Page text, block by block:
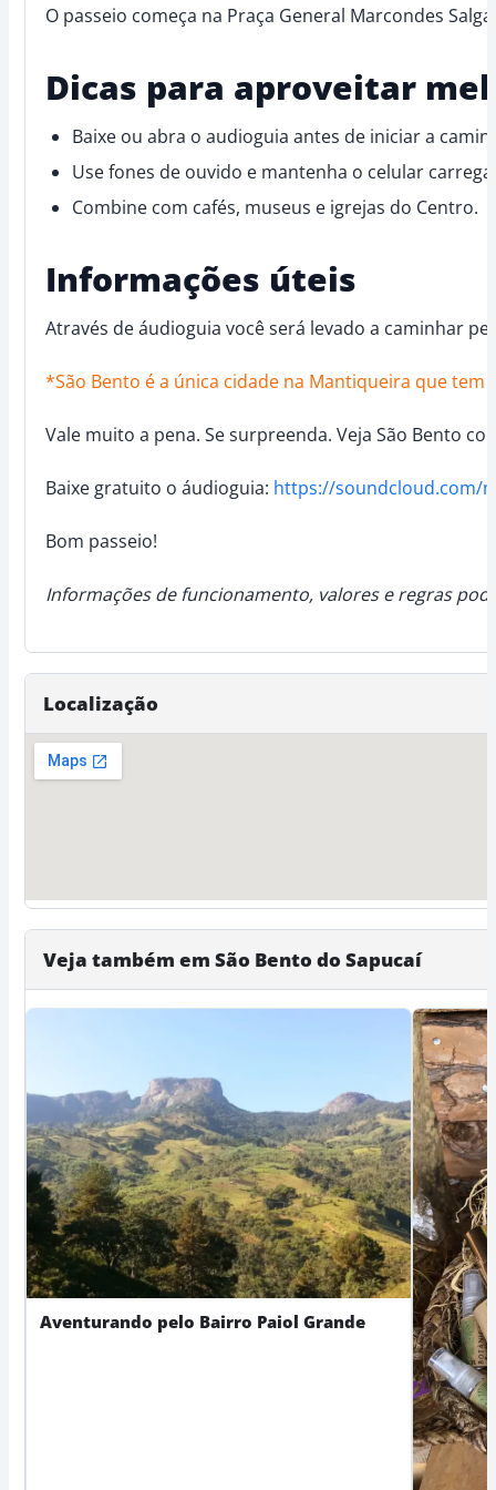
O passeio começa na Praça General Marcondes
Dicas para aproveitar
Baixe ou abra o audioguia antes de iniciar a
Use fones de ouvido e mantenha o celular
Combine com cafés, museus e igrejas do Centro.
Informações úteis
Através de áudioguia você será levado a caminhar
*São Bento é a única cidade na Mantiqueira que
Vale muito a pena. Se surpreenda. Veja São Bento
Baixe gratuito o áudioguia: https://soundcloud.com/
Bom passeio!
Informações de funcionamento, valores e regras
Localização
Veja também em São Bento do Sapucaí
Aventurando pelo Bairro Paiol Grande